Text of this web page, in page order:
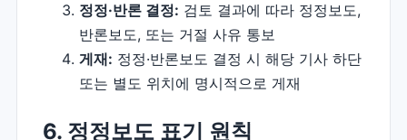
정정·반론 결정: 검토 결과에 따라 정정보도,
반론보도, 또는 거절 사유 통보
게재: 정정·반론보도 결정 시 해당 기사 하단
또는 별도 위치에 명시적으로 게재
6. 정정보도 표기 원칙